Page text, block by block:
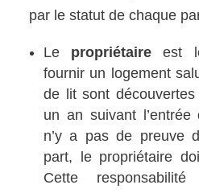
par le statut de chaque
Le propriétaire est
fournir un logement
de lit sont
un an suivant l’entrée
n’y a pas de preuve
part, le propriétaire
Cette